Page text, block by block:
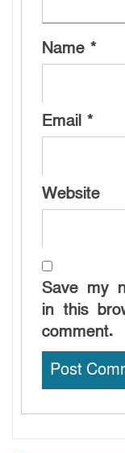
Name *
Email *
Website
Save my
in this
comment.